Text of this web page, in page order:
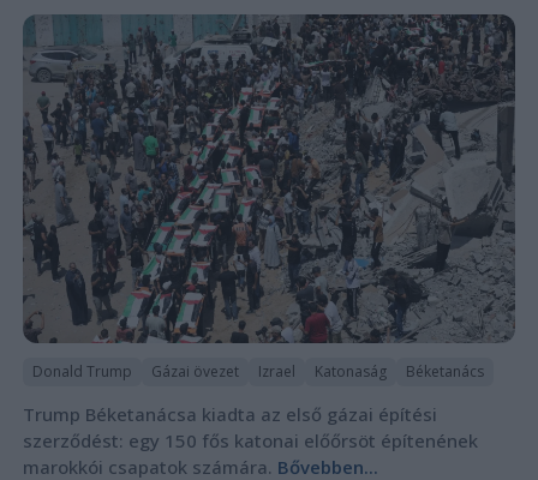
Donald Trump Gázai övezet Izrael Katonaság Béketanács
Trump Béketanácsa kiadta az első gázai építési
szerződést: egy 150 fős katonai előőrsöt építenének
marokkói csapatok számára. Bővebben...